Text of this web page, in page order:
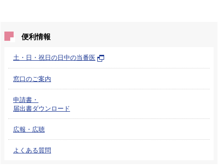
便利情報
土・日・祝日の日中の当番医
窓口のご案内
申請書・
届出書ダウンロード
広報・広聴
よくある質問